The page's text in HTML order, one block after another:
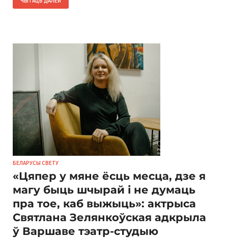
БЕЛАРУСЫ СВЕТУ
«Цяпер у мяне ёсць месца, дзе я
магу быць шчырай і не думаць
пра тое, каб выжыць»: актрыса
Святлана Зелянкоўская адкрыла
ў Варшаве тэатр-студыю